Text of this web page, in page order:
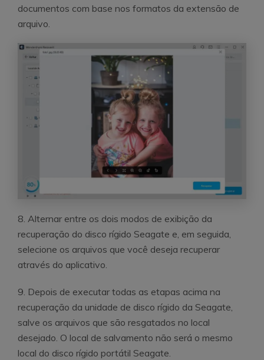
documentos com base nos formatos da extensão de
arquivo.
8. Alternar entre os dois modos de exibição da
recuperação do disco rígido Seagate e, em seguida,
selecione os arquivos que você deseja recuperar
através do aplicativo.
9. Depois de executar todas as etapas acima na
recuperação da unidade de disco rígido da Seagate,
salve os arquivos que são resgatados no local
desejado. O local de salvamento não será o mesmo
local do disco rígido portátil Seagate.